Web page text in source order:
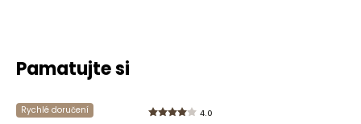
Pamatujte si
Rychlé doručení 4.0